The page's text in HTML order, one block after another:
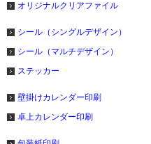
オリジナルクリアファイル
シール（シングルデザイン）
シール（マルチデザイン）
ステッカー
壁掛けカレンダー印刷
卓上カレンダー印刷